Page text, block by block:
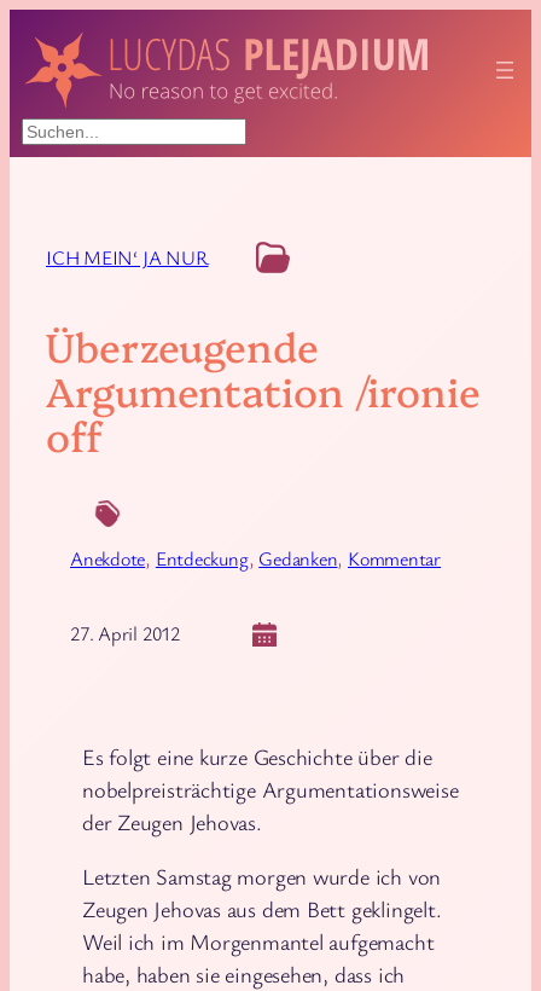
Suchen
ICH MEIN‘ JA NUR
Überzeugende
Argumentation /ironie
off
27. April 2012
Anekdote, Entdeckung, Gedanken, Kommentar
Es folgt eine kurze Geschichte über die
nobelpreisträchtige Argumentationsweise
der Zeugen Jehovas.
Letzten Samstag morgen wurde ich von
Zeugen Jehovas aus dem Bett geklingelt.
Weil ich im Morgenmantel aufgemacht
habe, haben sie eingesehen, dass ich